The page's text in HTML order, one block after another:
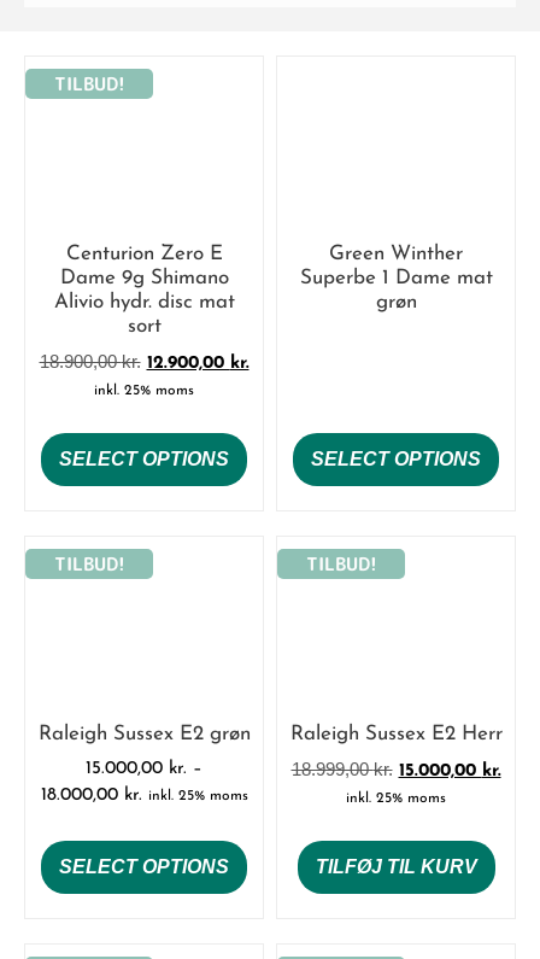
TILBUD!
Centurion Zero E
Dame 9g Shimano
Alivio hydr. disc mat
sort
18.900,00kr. 12.900,00 kr.
inkl. 25% moms
SELECT OPTIONS
Green Winther
Superbe 1 Dame mat
grøn
SELECT OPTIONS
TILBUD!
Raleigh Sussex E2 grøn
15.000,00 kr. –
18.000,00 kr. inkl. 25% moms
SELECT OPTIONS
TILBUD!
Raleigh Sussex E2 Herr
18.999,00kr. 15.000,00 kr.
inkl. 25% moms
TILFØJ TIL KURV